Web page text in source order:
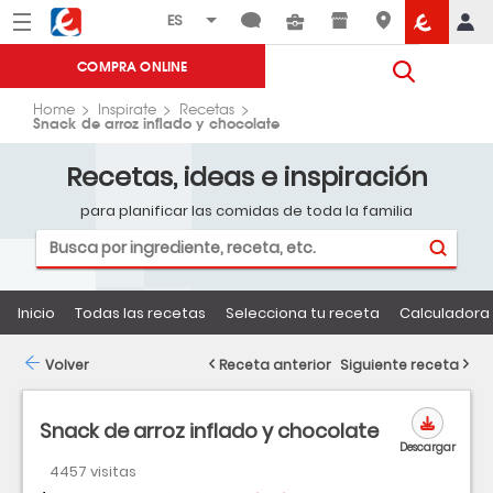
Menú Eroski
COMPRA ONLINE
Home Inspirate Recetas
Snack de arroz inflado y chocolate
Recetas, ideas e inspiración
para planificar las comidas de toda la familia
Inicio Todas las recetas Selecciona tu receta
Snack de arroz inflado y chocolate
4457 visitas
Descargar
Volver Receta anterior Siguiente receta